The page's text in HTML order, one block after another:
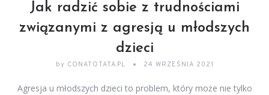
Jak radzić sobie z trudnościami
związanymi z agresją u młodszych
dzieci
by CONATOTATA.PL 24 WRZEŚNIA 2021
Agresja u młodszych dzieci to problem, który może nie tylko